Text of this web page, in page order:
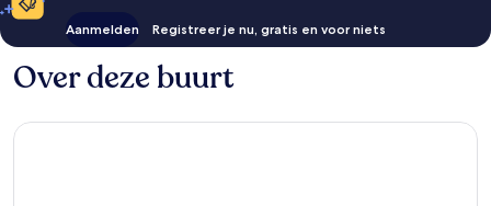
Aanmelden Registreer je nu, gratis en voor niets
Over deze buurt